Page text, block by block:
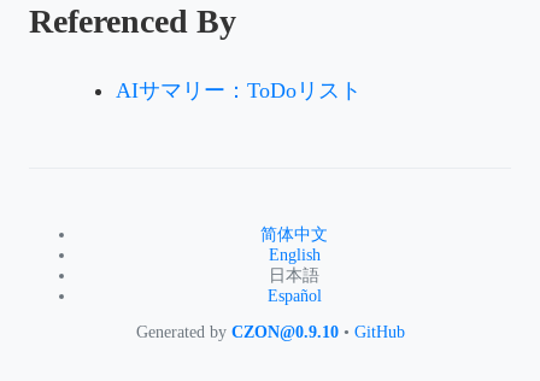
Referenced By
AIサマリー：ToDoリスト
简体中文
English
日本語
Español
Generated by CZON@0.9.10• GitHub